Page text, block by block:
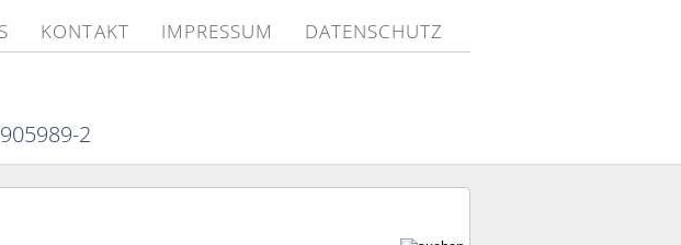
KONTAKT IMPRESSUM DATENSCHUTZ
2